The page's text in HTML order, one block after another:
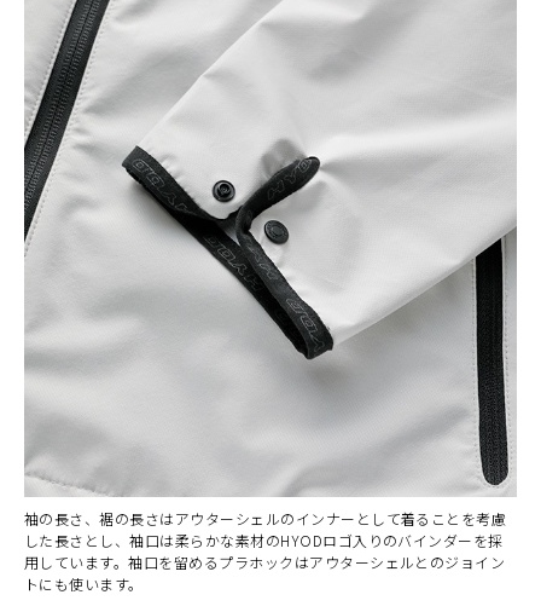
袖の長さ、裾の長さはアウターシェルのインナーとして着ることを考慮
した長さとし、袖口は柔らかな素材のHYODロゴ入りのバインダーを採
用しています。袖口を留めるプラホックはアウターシェルとのジョイン
トにも使います。